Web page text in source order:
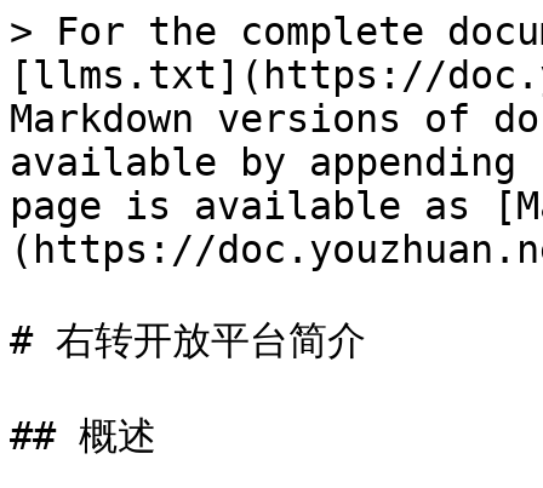
> For the complete
[llms.txt](https://
Markdown versions of
available by
page is available as
(https://
# 右转开放平台简介
## 概述